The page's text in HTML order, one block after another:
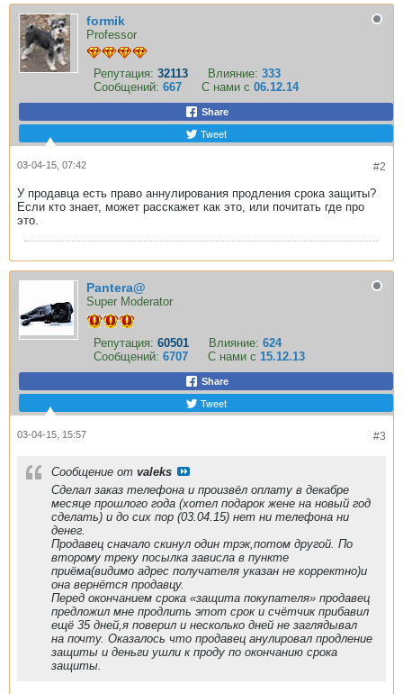
formik
Professor
Репутация: 32113 Влияние: 333
Сообщений: 667 С нами с 06.12.14
Share
Tweet
#2
03-04-15, 07:42
У продавца есть право аннулирования продления срока защиты?
Если кто знает, может расскажет как это, или почитать где про
это.
Pantera@
Super Moderator
Репутация: 60501 Влияние: 624
Сообщений: 6707 С нами с 15.12.13
Share
Tweet
#3
03-04-15, 15:57
Сообщение от valeks
Сделал заказ телефона и произвёл оплату в декабре
месяце прошлого года (хотел подарок жене на новый год
сделать) и до сих пор (03.04.15) нет ни телефона ни
денег.
Продавец сначало скинул один трэк,потом другой. По
второму треку посылка зависла в пункте
приёма(видимо адрес получателя указан не корректно)и
она вернётся продавцу.
Перед окончанием срока «защита покупателя» продавец
предложил мне продлить этот срок и счётчик прибавил
ещё 35 дней,я поверил и несколько дней не заглядывал
на почту. Оказалось что продавец анулировал продление
защиты и деньги ушли к проду по окончанию срока
защиты.